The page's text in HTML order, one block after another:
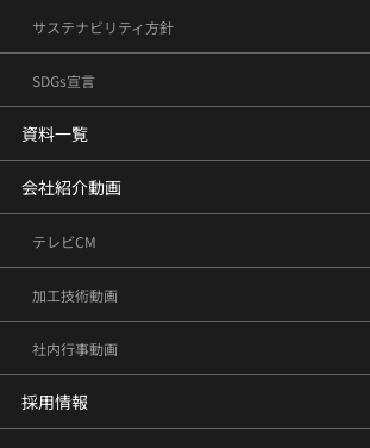
サステナビリティ方針
SDGs宣言
資料一覧
会社紹介動画
テレビCM
加工技術動画
社内行事動画
採用情報